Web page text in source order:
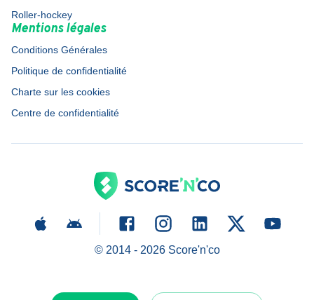
Roller-hockey
Mentions légales
Conditions Générales
Politique de confidentialité
Charte sur les cookies
Centre de confidentialité
© 2014 - 2026Score'n'co